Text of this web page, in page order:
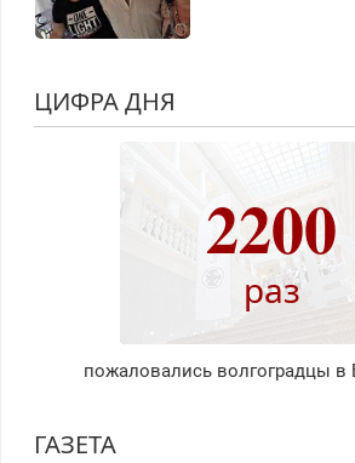
ЦИФРА ДНЯ
2200
раз
пожаловались волгоградцы в
ГАЗЕТА